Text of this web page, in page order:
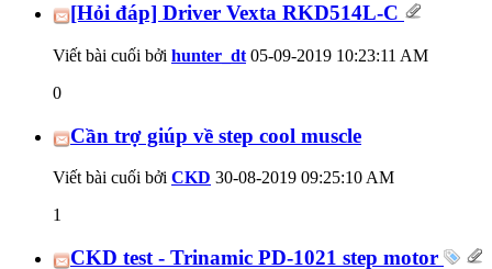
[Hỏi đáp] Driver Vexta RKD514L-C
Viết bài cuối bởi hunter_dt 05-09-2019 10:23:11 AM
0
Cần trợ giúp về step cool muscle
Viết bài cuối bởi CKD 30-08-2019 09:25:10 AM
1
CKD test - Trinamic PD-1021 step motor